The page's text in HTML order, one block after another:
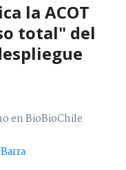
la ACOT
total" del
en BioBioChile